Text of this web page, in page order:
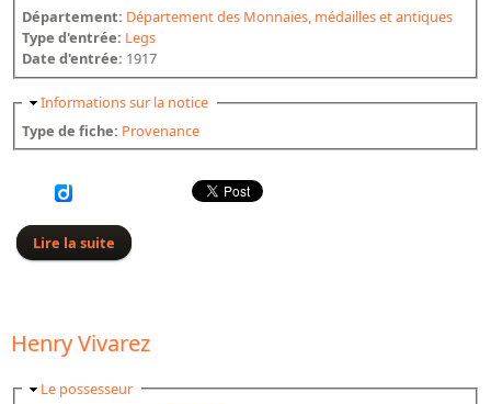
Département: Département des Monnaies, médailles et antiques
Type d'entrée: Legs
Date d'entrée: 1917
Masquer
Informations sur la notice
Type de fiche: Provenance
Lire la suite de Charles-Jean Melchior de Vogüe
Henry Vivarez
Masquer
Le possesseur